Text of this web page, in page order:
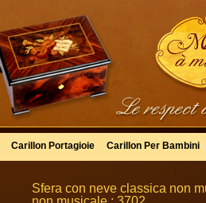
Carillon Portagioie Carillon Per Bambini
Sfera con neve classica non